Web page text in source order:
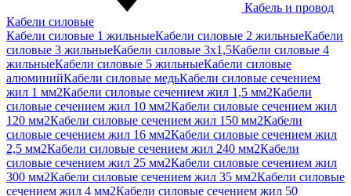
Кабель и провод
Кабели силовые
Кабели силовые 1 жильныеКабели силовые 2 жильныеКабели
силовые 3 жильныеКабели силовые 3х1,5Кабели силовые 4
жильныеКабели силовые 5 жильныеКабели силовые
алюминийКабели силовые медьКабели силовые сечением
жил 1 мм2Кабели силовые сечением жил 1,5 мм2Кабели
силовые сечением жил 10 мм2Кабели силовые сечением жил
120 мм2Кабели силовые сечением жил 150 мм2Кабели
силовые сечением жил 16 мм2Кабели силовые сечением жил
2,5 мм2Кабели силовые сечением жил 240 мм2Кабели
силовые сечением жил 25 мм2Кабели силовые сечением жил
300 мм2Кабели силовые сечением жил 35 мм2Кабели силовые
сечением жил 4 мм2Кабели силовые сечением жил 50